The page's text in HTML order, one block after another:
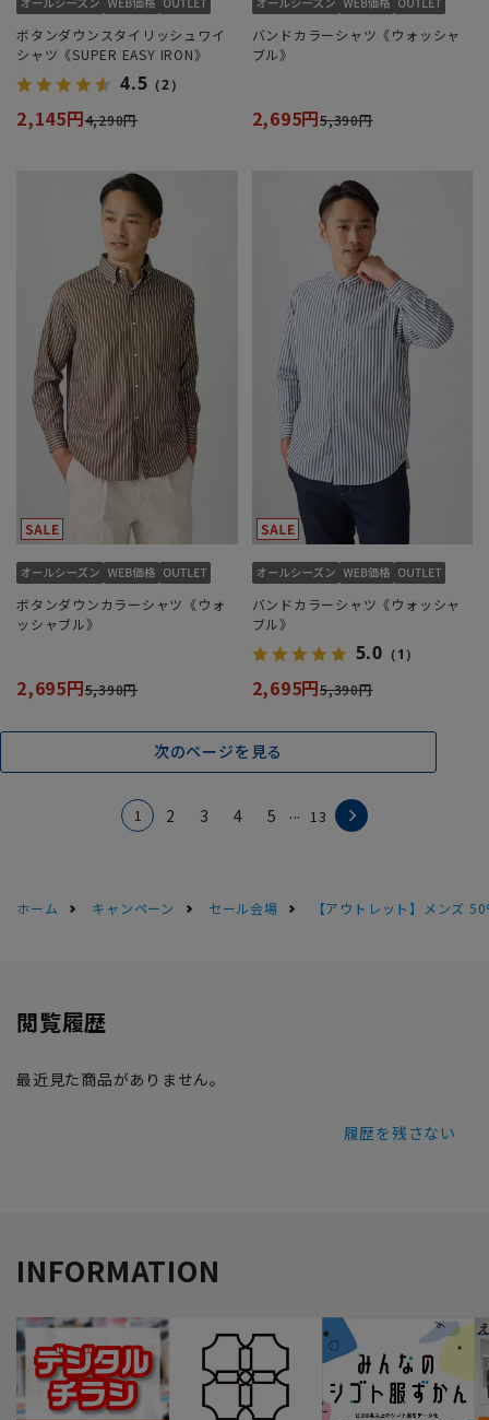
ボタンダウンスタイリッシュワイ
シャツ《SUPER EASY IRON》
4.5 （2）
2,145円4,290円
バンドカラーシャツ《ウォッシャ
ブル》
2,695円5,390円
ボタンダウンカラーシャツ《ウォ
ッシャブル》
2,695円5,390円
バンドカラーシャツ《ウォッシャ
ブル》
5.0 （1）
2,695円5,390円
次のページを見る
1 2 3 4 5 ... 13
ホーム キャンペーン セール会場 【アウトレット】メンズ
閲覧履歴
最近見た商品がありません。
履歴を残さない
INFORMATION